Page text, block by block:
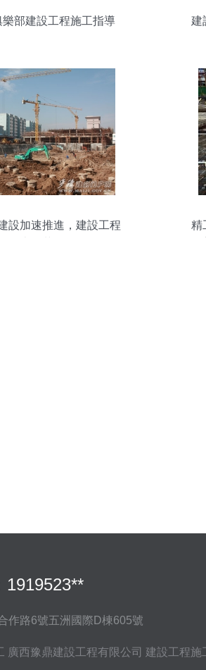
部建設工程施工指導
建
設加速推進，建設工程
精
1919523**
作路6號五洲國際D棟605號
廣西豫鼎建設工程有限公司 建設工程施